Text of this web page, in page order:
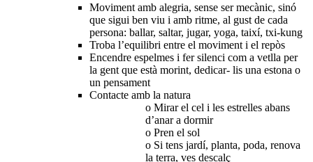
Moviment amb alegria, sense ser mecànic, sinó
que sigui ben viu i amb ritme, al gust de cada
persona: ballar, saltar, jugar, yoga, taixí, txi-kung
Troba l’equilibri entre el moviment i el repòs
Encendre espelmes i fer silenci com a vetlla per
la gent que està morint, dedicar- lis una estona o
un pensament
Contacte amb la natura
o Mirar el cel i les estrelles abans
d’anar a dormir
o Pren el sol
o Si tens jardí, planta, poda, renova
la terra, ves descalç